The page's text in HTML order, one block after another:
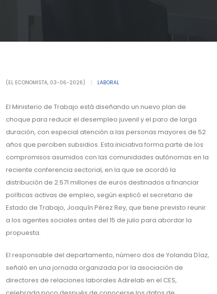
(EL ECONOMISTA, 03-06-2026) LABORAL
El Ministerio de Trabajo está diseñando un nuevo plan de
choque para reducir el desempleo juvenil y el paro de larga
duración, con especial atención a las personas mayores de 52
años que perciben subsidios. Esta iniciativa forma parte de los
compromisos asumidos con las comunidades autónomas en la
reciente conferencia sectorial, en la que se acordó la
distribución de 2.571 millones de euros destinados a financiar
políticas activas de empleo, según explicó el secretario de
Estado de Trabajo, Joaquín Pérez Rey, que tiene previsto reunir
a los agentes sociales antes del 15 de julio para abordar la
propuesta.
El responsable del departamento, número dos de Yolanda Díaz,
señaló en una jornada organizada por la asociación de
directores de relaciones laborales Adirelab en el CES,